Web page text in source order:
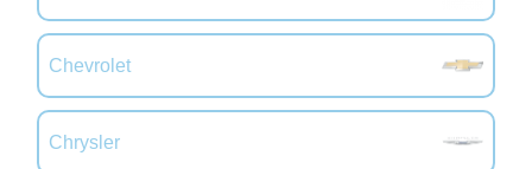
Chevrolet
Chrysler